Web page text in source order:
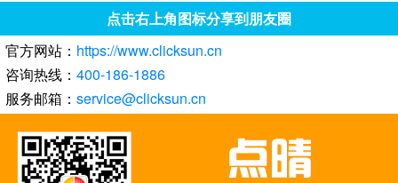
点击右上角图标分享到朋友圈
官方网站： https://www.clicksun.cn
咨询热线： 400-186-1886
服务邮箱： service@clicksun.cn